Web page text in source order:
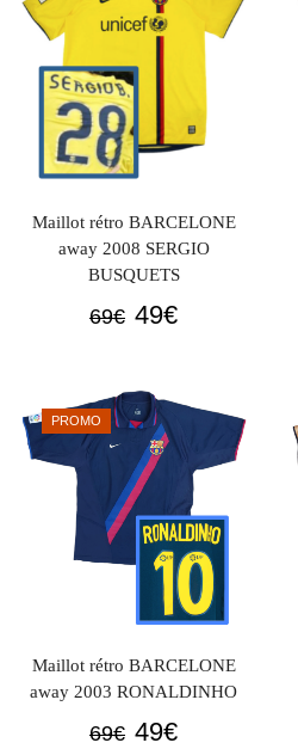
Maillot rétro BARCELONE
away 2008 SERGIO
BUSQUETS
69€ Le
était :
69€.
49€Le
est :
PROMO
Maillot rétro BARCELONE
away 2003 RONALDINHO
69€ Le
49€Le